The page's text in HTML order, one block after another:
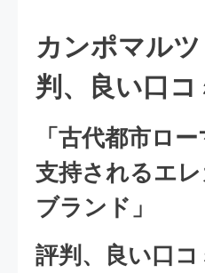
カンポマル
判、良い口コ
「古代都市ロ
支持されるエ
ブランド」
評判、良い口